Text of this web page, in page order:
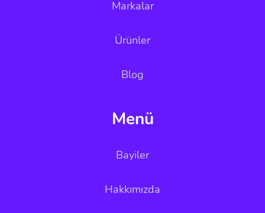
Markalar
Ürünler
Blog
Menü
Bayiler
Hakkımızda